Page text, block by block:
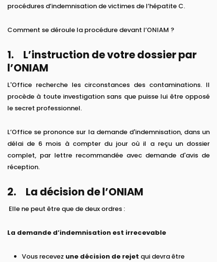
procédures d’indemnisation de victimes de l’hépatite C.
Comment se déroule la procédure devant l’ONIAM ?
1. L’instruction de votre dossier par
l’ONIAM
L'Office recherche les circonstances des contaminations. Il
procède à toute investigation sans que puisse lui être opposé
le secret professionnel.
L’Office se prononce sur la demande d'indemnisation, dans un
délai de 6 mois à compter du jour où il a reçu un dossier
complet, par lettre recommandée avec demande d'avis de
réception.
2. La décision de l’ONIAM
Elle ne peut être que de deux ordres :
La demande d’indemnisation est irrecevable
Vous recevez une décision de rejet qui devra être